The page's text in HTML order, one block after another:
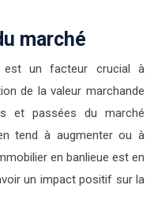
marché
est un facteur crucial à
de la valeur marchande
et passées du marché
tend à augmenter ou à
en banlieue est en
un impact positif sur la